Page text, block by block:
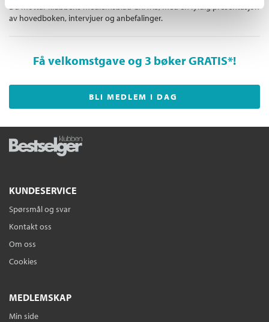
i. Da kan hun bære med seg avkommet sitt, ikke forlate eggene
i vannet. Bærer det bud om at det egentlig er ganske smart, det
vi driver med? Denne lydboken gir evolusjonær trøst gjennom
opp her, som den smarteste arten med den den slitsomme, men
Du mottar klubbens medlemsblad GRATIS, med en fyldig presentasjon
av hovedboken, intervjuer og anbefalinger.
Få velkomstgave og 3 bøker GRATIS*!
BLI MEDLEM I DAG
KUNDESERVICE
Spørsmål og svar
Kontakt oss
Om oss
Cookies
MEDLEMSKAP
Min side